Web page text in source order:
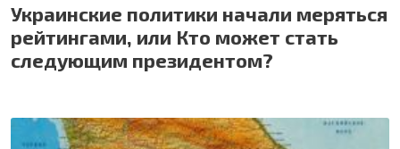
Украинские политики начали меряться
рейтингами, или Кто может стать
следующим президентом?